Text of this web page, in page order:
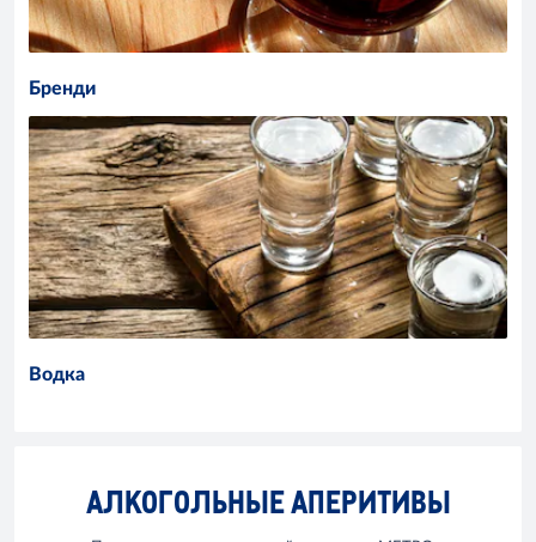
Бренди
Водка
АЛКОГОЛЬНЫЕ АПЕРИТИВЫ